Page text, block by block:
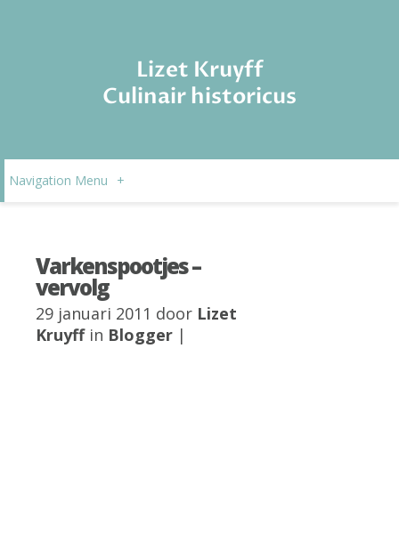
Lizet Kruyff
Culinair historicus
Navigation Menu +
Varkenspootjes –
vervolg
29 januari 2011 door Lizet
Kruyffin Blogger |